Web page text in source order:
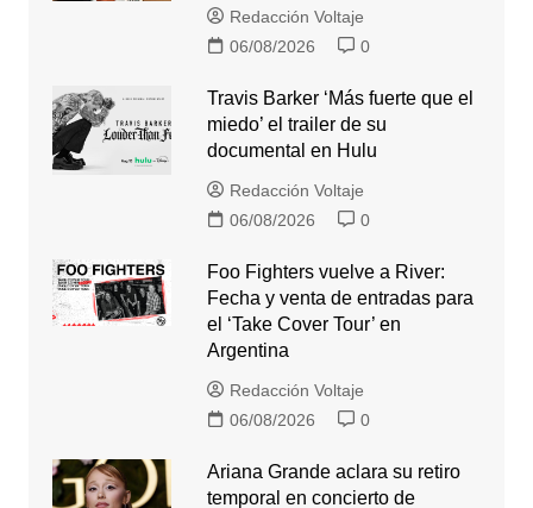
Redacción Voltaje
06/08/2026
0
Travis Barker ‘Más fuerte que el
miedo’ el trailer de su
documental en Hulu
Redacción Voltaje
06/08/2026
0
Foo Fighters vuelve a River:
Fecha y venta de entradas para
el ‘Take Cover Tour’ en
Argentina
Redacción Voltaje
06/08/2026
0
Ariana Grande aclara su retiro
temporal en concierto de